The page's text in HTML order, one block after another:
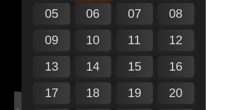
05
06 07
08
09
10 11
12
13
14 15
16
17
18 19
20